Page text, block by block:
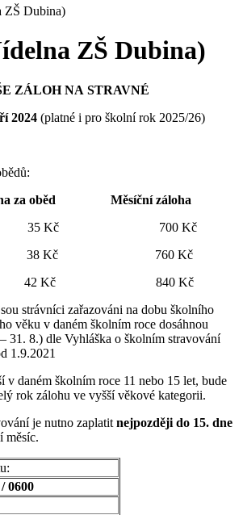
ZŠ Dubina)
ZŠ Dubina)
ZÁLOH NA STRAVNÉ
2024 (platné i pro školní rok 2025/26)
oběd Měsíční záloha
Kč 700 Kč
Kč 760 Kč
42 Kč 840 Kč
strávníci zařazováni na dobu školního
věku v daném školním roce dosáhnou
31. 8.) dle Vyhláška o školním stravování
1.9.2021
v daném školním roce 11 nebo 15 let, bude
rok zálohu ve vyšší věkové kategorii.
je nutno zaplatit nejpozději do 15. dne
měsíc.
0600